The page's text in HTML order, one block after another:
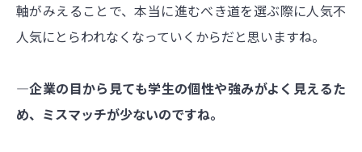
軸がみえることで、本当に進むべき道を選ぶ際に人気不
人気にとらわれなくなっていくからだと思いますね。
―企業の目から見ても学生の個性や強みがよく見えるた
め、ミスマッチが少ないのですね。